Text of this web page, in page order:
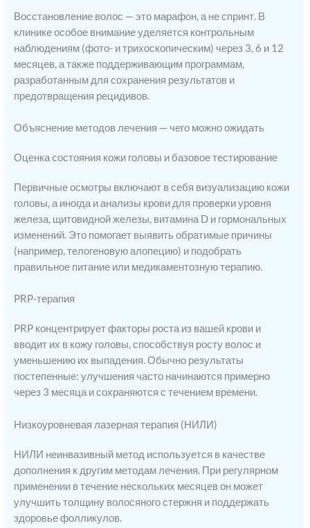
Восстановление волос — это марафон, а не спринт. В
клинике особое внимание уделяется контрольным
наблюдениям (фото- и трихоскопическим) через 3, 6 и 12
месяцев, а также поддерживающим программам,
разработанным для сохранения результатов и
предотвращения рецидивов.
Объяснение методов лечения — чего можно ожидать
Оценка состояния кожи головы и базовое тестирование
Первичные осмотры включают в себя визуализацию кожи
головы, а иногда и анализы крови для проверки уровня
железа, щитовидной железы, витамина D и гормональных
изменений. Это помогает выявить обратимые причины
(например, телогеновую алопецию) и подобрать
правильное питание или медикаментозную терапию.
PRP-терапия
PRP концентрирует факторы роста из вашей крови и
вводит их в кожу головы, способствуя росту волос и
уменьшению их выпадения. Обычно результаты
постепенные: улучшения часто начинаются примерно
через 3 месяца и сохраняются с течением времени.
Низкоуровневая лазерная терапия (НИЛИ)
НИЛИ неинвазивный метод используется в качестве
дополнения к другим методам лечения. При регулярном
применении в течение нескольких месяцев он может
улучшить толщину волосяного стержня и поддержать
здоровье фолликулов.